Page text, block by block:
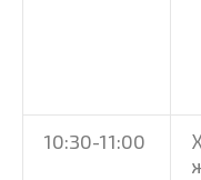
10:30-11:00